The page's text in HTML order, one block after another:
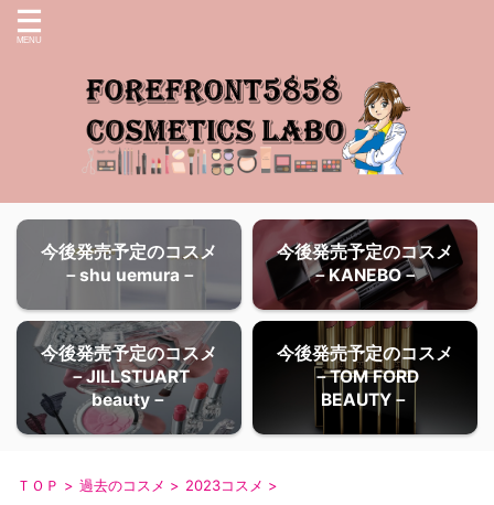
今後発売予定のコスメ
－shu uemura－
今後発売予定のコスメ
－KANEBO－
今後発売予定のコスメ
－JILLSTUART
beauty－
今後発売予定のコスメ
－TOM FORD
BEAUTY－
ＴＯＰ > 過去のコスメ > 2023コスメ >